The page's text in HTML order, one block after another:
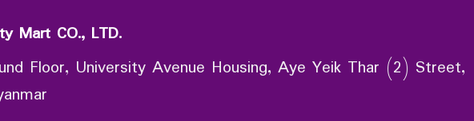
Mart CO., LTD.
Floor, University Avenue Housing, Aye Yeik Thar (2) Street,